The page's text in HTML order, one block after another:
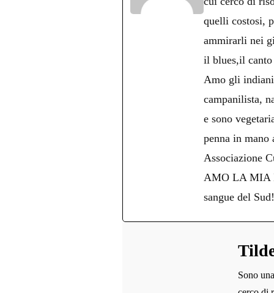
quelli costosi,
ammirarli nei
il blues,il canto
Amo gli
campanilista,
e sono
penna in
Associazione
AMO LA MIA
sangue del Sud!
Sono